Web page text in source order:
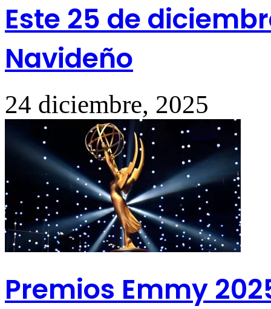
Este 25 de
Navideño
24 diciembre, 2025
Premios Emmy